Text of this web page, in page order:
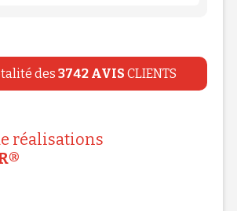
des 3742 AVIS CLIENTS
réalisations